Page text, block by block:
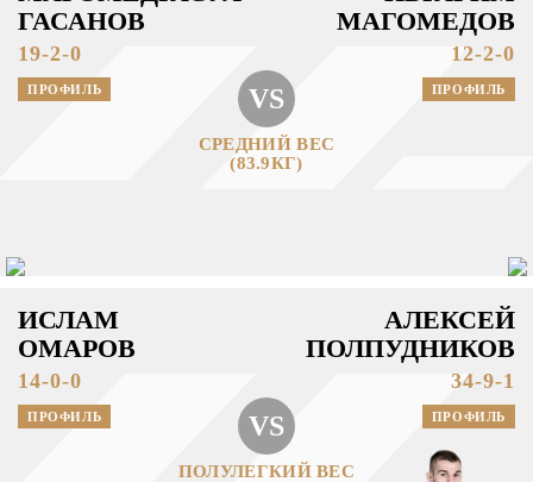
ГАСАНОВ
19-2-0
ПРОФИЛЬ VS
СРЕДНИЙ ВЕС
(83.9КГ)
МАГОМЕДОВ
12-2-0
ПРОФИЛЬ
ИСЛАМ
ОМАРОВ
14-0-0
ПРОФИЛЬ VS
ПОЛУЛЕГКИЙ ВЕС
АЛЕКСЕЙ
ПОЛПУДНИКОВ
34-9-1
ПРОФИЛЬ